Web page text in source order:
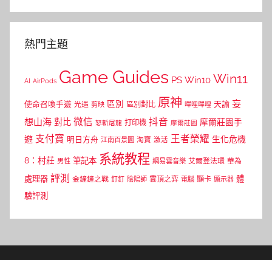
熱門主題
AI AirPods Game Guides PS Win10 Win11
使命召喚手遊 光遇 剪映 區別 區別對比 原神 嗶哩嗶哩 天諭 妄
想山海 對比 微信 怒斬屠龍 打印機 抖音 摩爾莊園 摩爾莊園手
遊 支付寶 明日方舟 江南百景圖 淘寶 激活 王者榮耀 生化危機
8：村莊 男性 筆記本 系統教程 網易雲音樂 艾爾登法環 華為
處理器 評測 金鏟鏟之戰 釘釘 陰陽師 雲頂之弈 電腦 顯卡 顯示器 體
驗評測